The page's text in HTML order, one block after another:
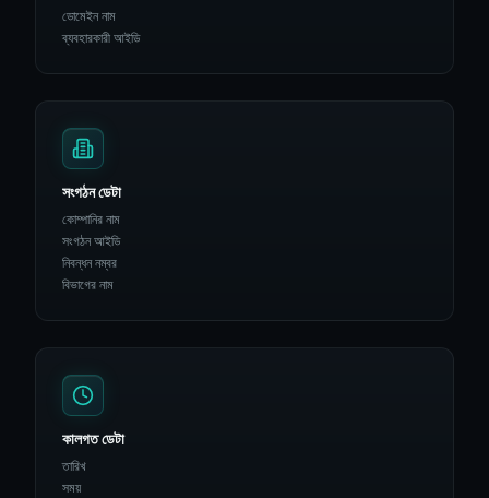
ডোমেইন নাম
ব্যবহারকারী আইডি
সংগঠন ডেটা
কোম্পানির নাম
সংগঠন আইডি
নিবন্ধন নম্বর
বিভাগের নাম
কালগত ডেটা
তারিখ
সময়